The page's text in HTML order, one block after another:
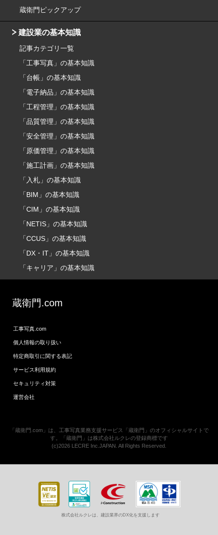
蔵衛門ピックアップ
建設業の基本知識
記事カテゴリ一覧
「工事写真」の基本知識
「台帳」の基本知識
「電子納品」の基本知識
「工程管理」の基本知識
「品質管理」の基本知識
「安全管理」の基本知識
「原価管理」の基本知識
「施工計画」の基本知識
「入札」の基本知識
「BIM」の基本知識
「CIM」の基本知識
「NETIS」の基本知識
「CCUS」の基本知識
「DX・IT」の基本知識
「キャリア」の基本知識
蔵衛門.com
工事写真.com
個人情報の取り扱い
特定商取引に関する表記
サービス利用規約
セキュリティ対策
運営会社
「蔵衛門.com」は、工事写真業務支援サービス「蔵衛門」のオフィシャルサイトで
す。「蔵衛門」は株式会社ルクレの登録商標です
(c)2026 LECRE Inc.JAPAN. All Rights Reserved.
株式会社ルクレは、建設業界のDX化を支援します